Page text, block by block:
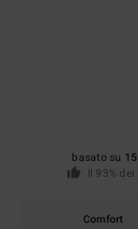
basato su
Il 93%
Comfort